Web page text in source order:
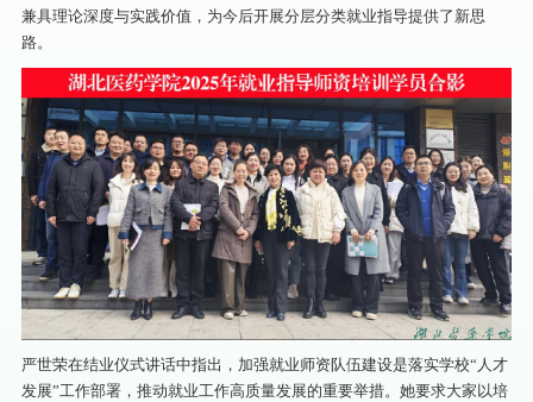
兼具理论深度与实践价值，为今后开展分层分类就业指导提供了新思
路。
严世荣在结业仪式讲话中指出，加强就业师资队伍建设是落实学校“人才
发展”工作部署，推动就业工作高质量发展的重要举措。她要求大家以培